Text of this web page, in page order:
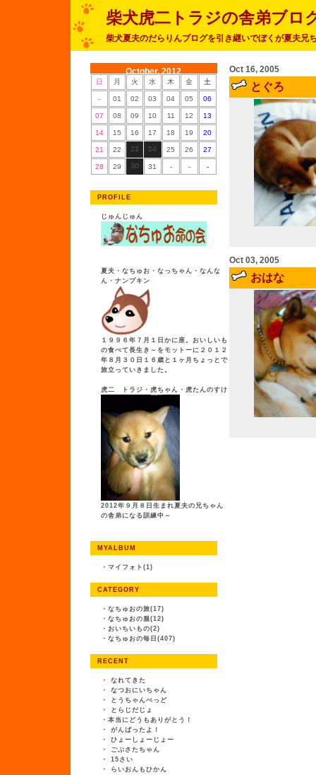
柴犬虎二トラジの舎弟ブロ
柴犬夏夫のだらりんブログを引き継いでぼくが夏夫兄
October, 2012
日 月 火 水 木 金 土
- 01 02 03 04 05 06
07 08 09 10 11 12 13
14 15 16 17 18 19 20
21 22 23 24 25 26 27
28 29 30 31 - - -
PROFILE
じゅんじゅん
夏夫・なちゅお・なっちゃん・なんな
ん・ナンプキン
１９９６年７月１日かに座。おいしいも
の食べて長生き～をモットーに２０１２
年８月３０日１６歳と１ヶ月ちょっとで
旅立っていきました。
虎二 トラジ・虎ちゃん・虎たんのすけ
2012年９月８日生まれ夏夫の兄ちゃん
の舎弟になる訓練中～
MYALBUM
・ マイフォト(1)
CATEGORY
・ なちゅおの旅(17)
・ なちゅおの服(12)
・ おいちいもの(2)
・ なちゅおの毎日(407)
RECENT
・
なれてきた
・
なつおにいちゃん
・
とうちゃんべっど
・
とらじだじょ
・ 本当にどうもありがとう！
・
がんばったよ！
・
ひょーしょーじょー
・
ごぶさたちゃん
・
15さい
・
らいおんもひかん
Oct 16, 2005
とぐろ
Oct 03, 2005
おはな